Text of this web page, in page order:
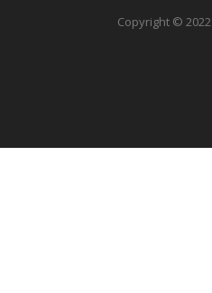
Copyright © 2022